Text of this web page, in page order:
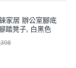
家居 辦公室腳底
踏凳子, 白黑色